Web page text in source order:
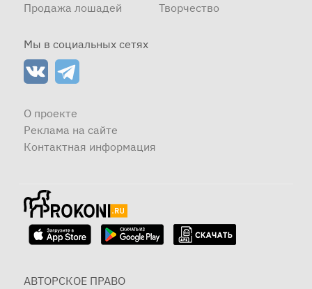
Продажа лошадей
Творчество
Мы в социальных сетях
О проекте
Реклама на сайте
Контактная информация
АВТОРСКОЕ ПРАВО